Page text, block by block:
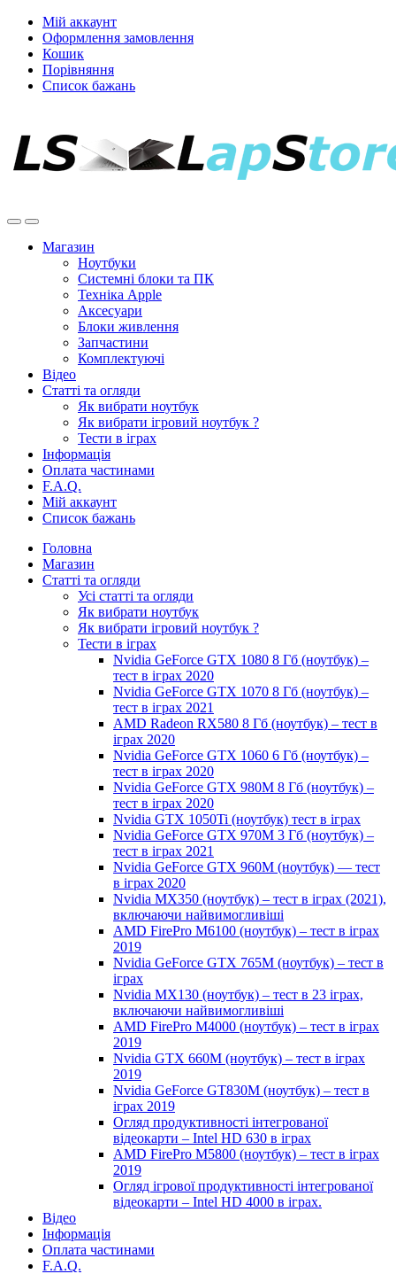
Мій аккаунт
Оформлення замовлення
Кошик
Порівняння
Список бажань
Магазин
Ноутбуки
Системні блоки та ПК
Техніка Apple
Аксесуари
Блоки живлення
Запчастини
Комплектуючі
Відео
Статті та огляди
Як вибрати ноутбук
Як вибрати ігровий ноутбук ?
Тести в іграх
Інформація
Оплата частинами
F.A.Q.
Мій аккаунт
Список бажань
Головна
Магазин
Статті та огляди
Усі статті та огляди
Як вибрати ноутбук
Як вибрати ігровий ноутбук ?
Тести в іграх
Nvidia GeForce GTX 1080 8 Гб (ноутбук) –
тест в іграх 2020
Nvidia GeForce GTX 1070 8 Гб (ноутбук) –
тест в іграх 2021
AMD Radeon RX580 8 Гб (ноутбук) – тест в
іграх 2020
Nvidia GeForce GTX 1060 6 Гб (ноутбук) –
тест в іграх 2020
Nvidia GeForce GTX 980M 8 Гб (ноутбук) –
тест в іграх 2020
Nvidia GTX 1050Ti (ноутбук) тест в іграх
Nvidia GeForce GTX 970M 3 Гб (ноутбук) –
тест в іграх 2021
Nvidia GeForce GTX 960M (ноутбук) — тест
в іграх 2020
Nvidia MX350 (ноутбук) – тест в іграх (2021),
включаючи найвимогливіші
AMD FirePro M6100 (ноутбук) – тест в іграх
2019
Nvidia GeForce GTX 765M (ноутбук) – тест в
іграх
Nvidia MX130 (ноутбук) – тест в 23 іграх,
включаючи найвимогливіші
AMD FirePro M4000 (ноутбук) – тест в іграх
2019
Nvidia GTX 660M (ноутбук) – тест в іграх
2019
Nvidia GeForce GT830M (ноутбук) – тест в
іграх 2019
Огляд продуктивності інтегрованої
відеокарти – Intel HD 630 в іграх
AMD FirePro M5800 (ноутбук) – тест в іграх
2019
Огляд ігрової продуктивності інтегрованої
відеокарти – Intel HD 4000 в іграх.
Відео
Інформація
Оплата частинами
F.A.Q.